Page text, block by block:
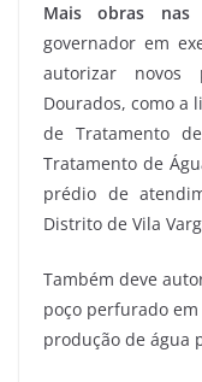
Mais obras nas
governador em
autorizar novos
Dourados, como a
de Tratamento
Tratamento de
prédio de
Distrito de Vila
Também deve
poço perfurado
produção de água